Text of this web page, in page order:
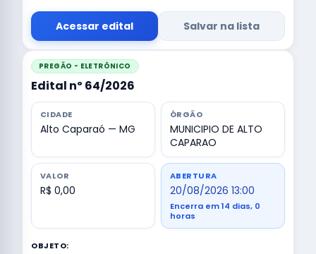
Acessar edital Salvar na lista
PREGÃO - ELETRÔNICO
Edital nº 64/2026
CIDADE
Alto Caparaó — MG
ÓRGÃO
MUNICIPIO DE ALTO
CAPARAO
VALOR
R$ 0,00
ABERTURA
20/08/2026 13:00
Encerra em 14 dias, 0
horas
OBJETO: